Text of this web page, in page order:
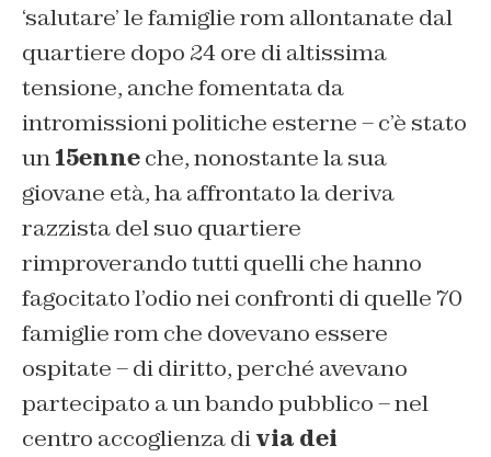
‘salutare’ le famiglie rom allontanate dal
quartiere dopo 24 ore di altissima
tensione, anche fomentata da
intromissioni politiche esterne – c’è stato
un15enneche, nonostante la sua
giovane età, ha affrontato la deriva
razzista del suo quartiere
rimproverando tutti quelli che hanno
fagocitato l’odio nei confronti di quelle 70
famiglie rom che dovevano essere
ospitate – di diritto, perché avevano
partecipato a un bando pubblico – nel
centro accoglienza divia dei